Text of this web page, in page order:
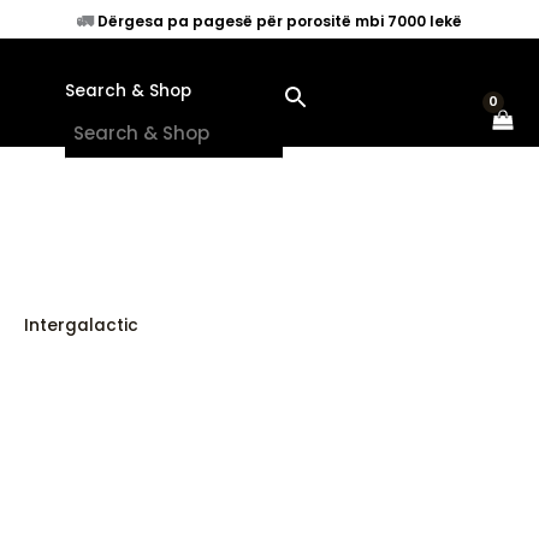
to
🚛Dërgesa pa pagesë për porositë mbi 7000 lekë
Search & Shop
Intergalactic